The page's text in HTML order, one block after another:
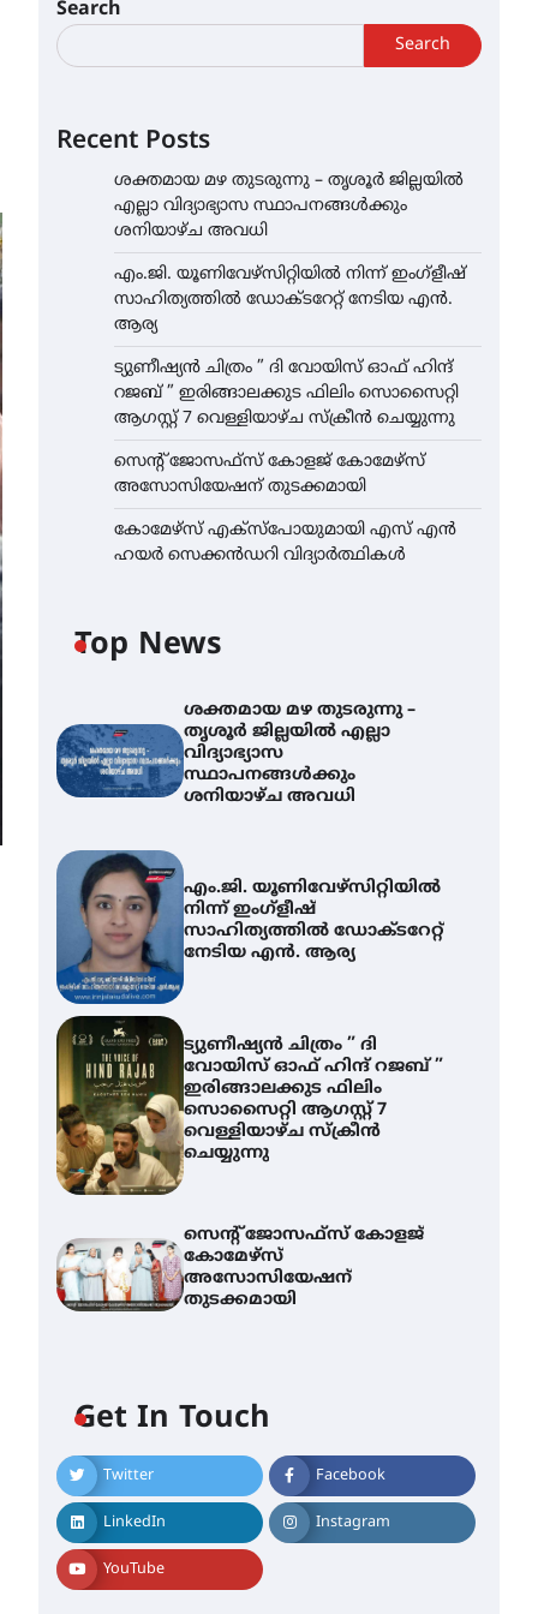
Search
Search
Recent Posts
ശക്തമായ മഴ തുടരുന്നു – തൃശൂർ ജില്ലയിൽ
എല്ലാ വിദ്യാഭ്യാസ സ്ഥാപനങ്ങൾക്കും
ശനിയാഴ്ച അവധി
എം.ജി. യൂണിവേഴ്‌സിറ്റിയിൽ നിന്ന് ഇംഗ്ളീഷ്
സാഹിത്യത്തിൽ ഡോക്ടറേറ്റ് നേടിയ എൻ.
ആര്യ
ട്യുണീഷ്യൻ ചിത്രം ” ദി വോയിസ് ഓഫ് ഹിന്ദ്
റജബ് ” ഇരിങ്ങാലക്കുട ഫിലിം സൊസൈറ്റി
ആഗസ്റ്റ് 7 വെള്ളിയാഴ്ച സ്‌ക്രീൻ ചെയ്യുന്നു
സെന്റ് ജോസഫ്സ് കോളജ് കോമേഴ്‌സ്
അസോസിയേഷന് തുടക്കമായി
കോമേഴ്സ് എക്സ്പോയുമായി എസ് എൻ
ഹയർ സെക്കൻഡറി വിദ്യാർത്ഥികൾ
Top News
ശക്തമായ മഴ തുടരുന്നു –
തൃശൂർ ജില്ലയിൽ എല്ലാ
വിദ്യാഭ്യാസ
സ്ഥാപനങ്ങൾക്കും
ശനിയാഴ്ച അവധി
എം.ജി. യൂണിവേഴ്‌സിറ്റിയിൽ
നിന്ന് ഇംഗ്ളീഷ്
സാഹിത്യത്തിൽ ഡോക്ടറേറ്റ്
നേടിയ എൻ. ആര്യ
ട്യുണീഷ്യൻ ചിത്രം ” ദി
വോയിസ് ഓഫ് ഹിന്ദ് റജബ് ”
ഇരിങ്ങാലക്കുട ഫിലിം
സൊസൈറ്റി ആഗസ്റ്റ് 7
വെള്ളിയാഴ്ച സ്‌ക്രീൻ
ചെയ്യുന്നു
സെന്റ് ജോസഫ്സ് കോളജ്
കോമേഴ്‌സ്
അസോസിയേഷന്
തുടക്കമായി
Get In Touch
Twitter Facebook
LinkedIn Instagram
YouTube
സാഹിത്യത്തിൽ ഡോക്ടറേറ്റ്
നേടിയ എൻ. ആര്യ
August 7, 2026
ട്യുണീഷ്യൻ ചിത്രം ” ദി
വോയിസ് ഓഫ് ഹിന്ദ് റജബ് ”
ഇരിങ്ങാലക്കുട ഫിലിം
സൊസൈറ്റി ആഗസ്റ്റ് 7
വെള്ളിയാഴ്ച സ്‌ക്രീൻ
ചെയ്യുന്നു